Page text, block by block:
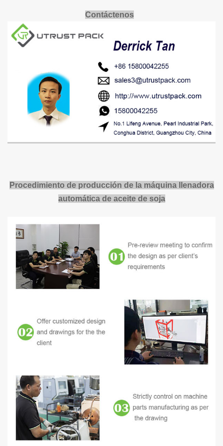
Contáctenos
Procedimiento de producción de la máquina llenadora
automática de aceite de soja